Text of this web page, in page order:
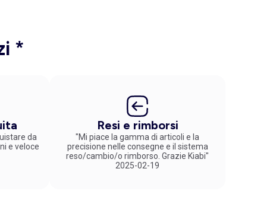
da coordinare con i colori del corredo del bambino. I
regalo per un baby shower o una nascita. Presta
*
da
e veloce
Resi e rimborsi
"Mi piace la gamma di articoli e la
precisione nelle consegne e il sistema
reso/cambio/o rimborso. Grazie Kiabi"
2025-02-19